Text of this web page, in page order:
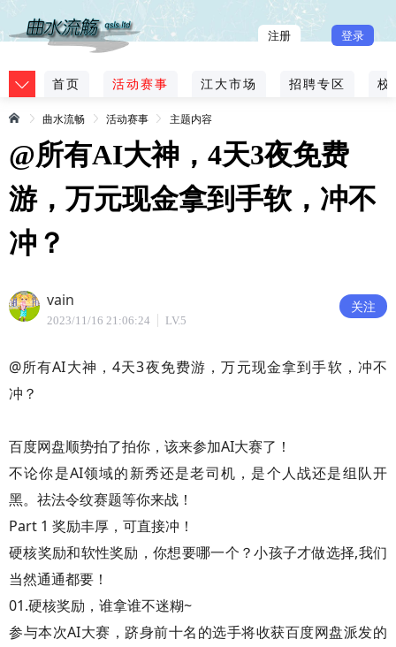
注册 登录
首页 活动赛事 江大市场 招聘专区 校
曲水流畅 活动赛事 主题内容
@所有AI大神，4天3夜免费
游，万元现金拿到手软，冲不
冲？
vain
2023/11/16 21:06:24 LV.5
关注
@所有AI大神，4天3夜免费游，万元现金拿到手软，冲不
冲？
百度网盘顺势拍了拍你，该来参加AI大赛了！
不论你是AI领域的新秀还是老司机，是个人战还是组队开
黑。祛法令纹赛题等你来战！
Part 1 奖励丰厚，可直接冲！
硬核奖励和软性奖励，你想要哪一个？小孩子才做选择,我们
当然通通都要！
01.硬核奖励，谁拿谁不迷糊~
参与本次AI大赛，跻身前十名的选手将收获百度网盘派发的